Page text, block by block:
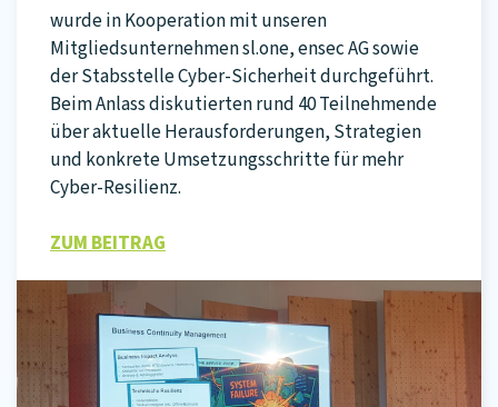
wurde in Kooperation mit unseren
Mitgliedsunternehmen sl.one, ensec AG sowie
der Stabsstelle Cyber-Sicherheit durchgeführt.
Beim Anlass diskutierten rund 40 Teilnehmende
über aktuelle Herausforderungen, Strategien
und konkrete Umsetzungsschritte für mehr
Cyber-Resilienz.
ZUM BEITRAG